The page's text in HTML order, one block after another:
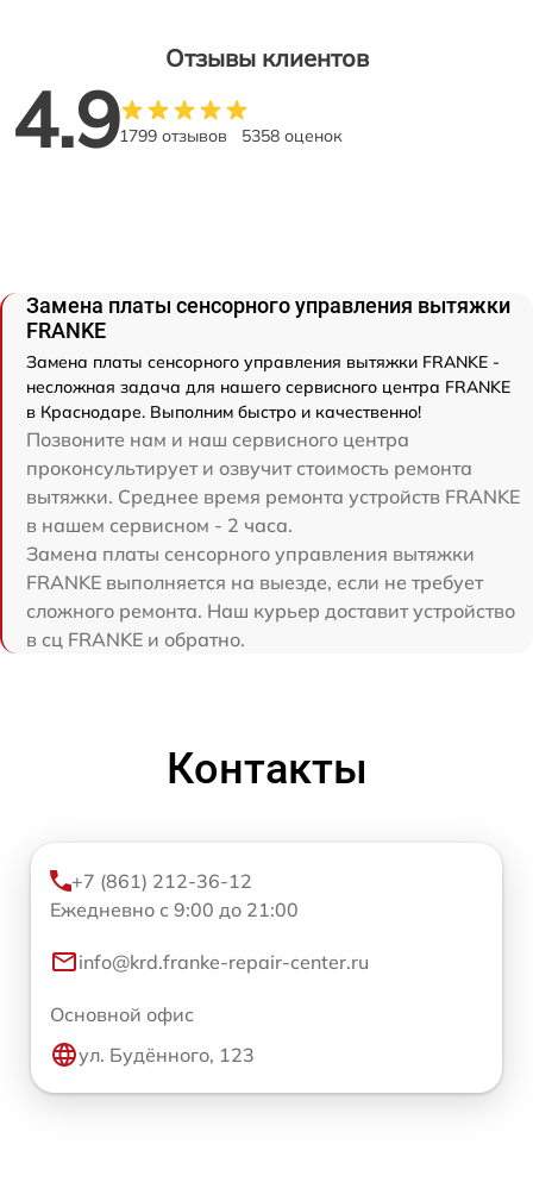
Отзывы клиентов
4.91799 отзывов 5358 оценок
Замена платы сенсорного управления вытяжки
FRANKE
Замена платы сенсорного управления вытяжки FRANKE -
несложная задача для нашего сервисного центра FRANKE
в Краснодаре. Выполним быстро и качественно!
Позвоните нам и наш сервисного центра
проконсультирует и озвучит стоимость ремонта
вытяжки. Среднее время ремонта устройств FRANKE
в нашем сервисном - 2 часа.
Замена платы сенсорного управления вытяжки
FRANKE выполняется на выезде, если не требует
сложного ремонта. Наш курьер доставит устройство
в сц FRANKE и обратно.
Контакты
+7 (861) 212-36-12
Ежедневно с 9:00 до 21:00
info@krd.franke-repair-center.ru
Основной офис
ул. Будённого, 123